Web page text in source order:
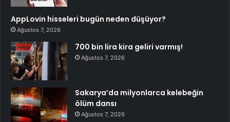
AppLovin hisseleri bugün neden düşüyor?
Ağustos 7, 2026
700 bin lira kira geliri varmış!
Ağustos 7, 2026
Sakarya’da milyonlarca kelebeğin
ölüm dansı
Ağustos 7, 2026